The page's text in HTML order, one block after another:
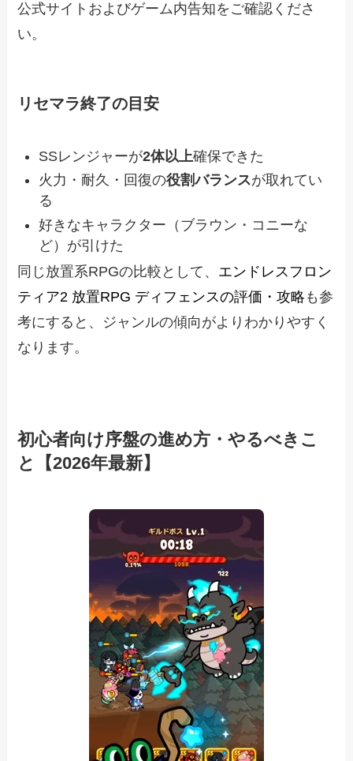
公式サイトおよびゲーム内告知をご確認くださ
い。
リセマラ終了の目安
SSレンジャーが2体以上確保できた
火力・耐久・回復の役割バランスが取れてい
る
好きなキャラクター（ブラウン・コニーな
ど）が引けた
同じ放置系RPGの比較として、 エンドレスフロン
ティア2 放置RPG ディフェンスの評価・攻略 も参
考にすると、ジャンルの傾向がよりわかりやすく
なります。
初心者向け序盤の進め方・やるべきこ
と【2026年最新】